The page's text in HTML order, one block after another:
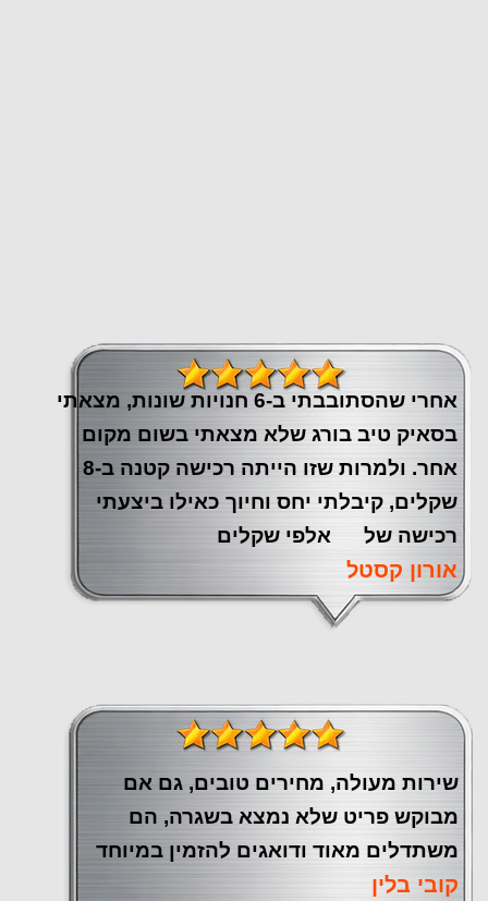
אחרי שהסתובבתי ב-6 חנויות שונות, מצאתי
בסאיק טיב בורג שלא מצאתי בשום מקום
אחר. ולמרות שזו הייתה רכישה קטנה ב-8
שקלים, קיבלתי יחס וחיוך כאילו ביצעתי
רכישה של אלפי שקלים
אורון קסטל
שירות מעולה, מחירים טובים, גם אם
מבוקש פריט שלא נמצא בשגרה, הם
משתדלים מאוד ודואגים להזמין במיוחד
קובי בלין